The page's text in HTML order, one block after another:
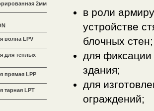
в роли
устройстве
блочных стен;
для
здания;
для
ограждений;
2мм
волна LPV
для теплых
прямая LPP
тарная LPT